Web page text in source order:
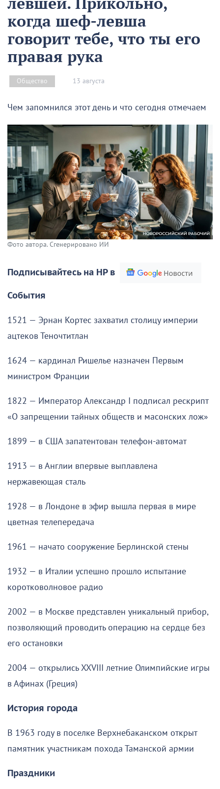
когда шеф-левша
говорит тебе, что ты его
правая рука
Общество 13 августа
Чем запомнился этот день и что сегодня отмечаем
Фото автора. Сгенерировано ИИ
Подписывайтесь на НР в
События
1521 — Эрнан Кортес захватил столицу империи
ацтеков Теночтитлан
1624 — кардинал Ришелье назначен Первым
министром Франции
1822 — Император Александр I подписал рескрипт
«О запрещении тайных обществ и масонских лож»
1899 — в США запатентован телефон-автомат
1913 — в Англии впервые выплавлена
нержавеющая сталь
1928 — в Лондоне в эфир вышла первая в мире
цветная телепередача
1961 — начато сооружение Берлинской стены
1932 — в Италии успешно прошло испытание
коротковолновое радио
2002 — в Москве представлен уникальный прибор,
позволяющий проводить операцию на сердце без
его остановки
2004 — открылись XXVIII летние Олимпийские игры
в Афинах (Греция)
История города
В 1963 году в поселке Верхнебаканском открыт
памятник участникам похода Таманской армии
Праздники